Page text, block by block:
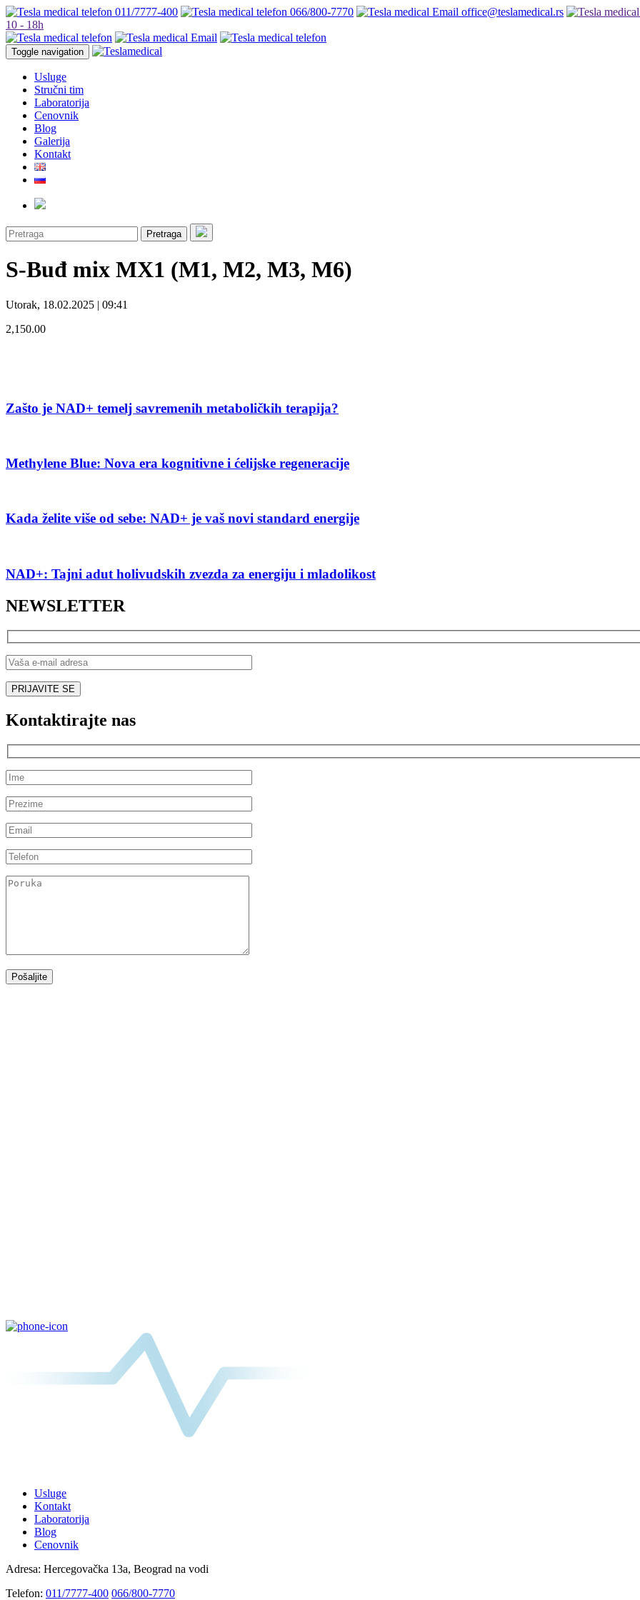
011/7777-400 066/800-7770 office@teslamedical.rs
10 - 18h
Toggle navigation
Usluge
Stručni tim
Laboratorija
Cenovnik
Blog
Galerija
Kontakt
Pretraga
S-Buđ mix MX1 (M1, M2, M3, M6)
Utorak, 18.02.2025 | 09:41
2,150.00
Zašto je NAD+ temelj savremenih metaboličkih terapija?
Methylene Blue: Nova era kognitivne i ćelijske regeneracije
Kada želite više od sebe: NAD+ je vaš novi standard energije
NAD+: Tajni adut holivudskih zvezda za energiju i mladolikost
NEWSLETTER
Kontaktirajte nas
Usluge
Kontakt
Laboratorija
Blog
Cenovnik
Adresa: Hercegovačka 13a, Beograd na vodi
Telefon: 011/7777-400 066/800-7770